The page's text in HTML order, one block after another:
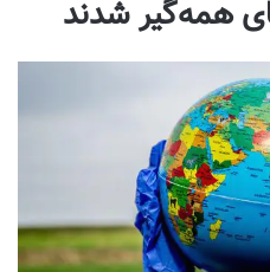
همه‌گیر شدند